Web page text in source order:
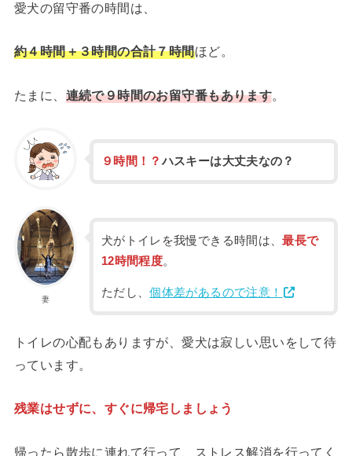
愛犬の留守番の時間は、
約４時間＋３時間の合計７時間ほど。
たまに、 連続で９時間のお留守番もあります。
９時間！？ハスキーは大丈夫なの？
妻
犬がトイレを我慢できる時間は、最長で
12時間程度。
ただし、個体差があるので注意！
トイレの心配もありますが、愛犬は寂しい思いをして待
っています。
残業はせずに、すぐに帰宅しましょう
帰ったら散歩に連れて行って、ストレス解消を行ってく